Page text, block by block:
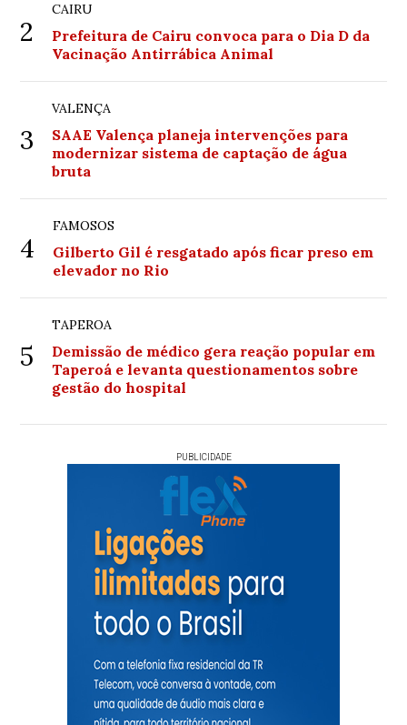
2
CAIRU
Prefeitura de Cairu convoca para o Dia D da
Vacinação Antirrábica Animal
3
VALENÇA
SAAE Valença planeja intervenções para
modernizar sistema de captação de água
bruta
4
FAMOSOS
Gilberto Gil é resgatado após ficar preso em
elevador no Rio
5
TAPEROA
Demissão de médico gera reação popular em
Taperoá e levanta questionamentos sobre
gestão do hospital
PUBLICIDADE